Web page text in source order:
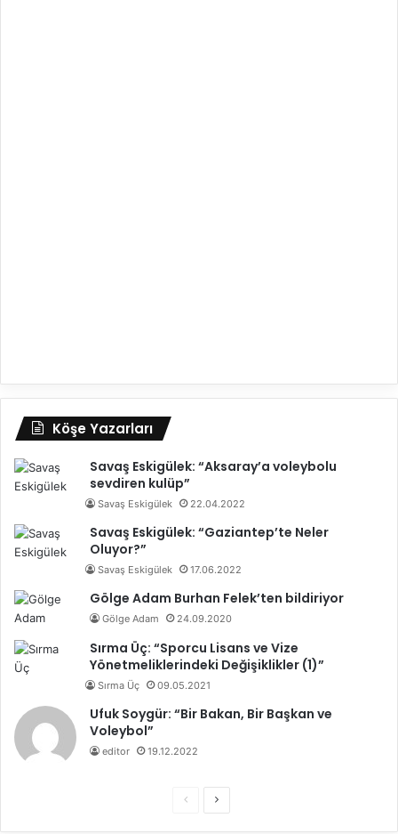
Köşe Yazarları
Savaş Eskigülek: “Aksaray’a voleybolu
sevdiren kulüp”
Savaş Eskigülek 22.04.2022
Savaş Eskigülek: “Gaziantep’te Neler
Oluyor?”
Savaş Eskigülek 17.06.2022
Gölge Adam Burhan Felek’ten bildiriyor
Gölge Adam 24.09.2020
Sırma Üç: “Sporcu Lisans ve Vize
Yönetmeliklerindeki Değişiklikler (1)”
Sırma Üç 09.05.2021
Ufuk Soygür: “Bir Bakan, Bir Başkan ve
Voleybol”
editor 19.12.2022